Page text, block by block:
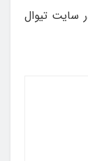
سایت تیوال